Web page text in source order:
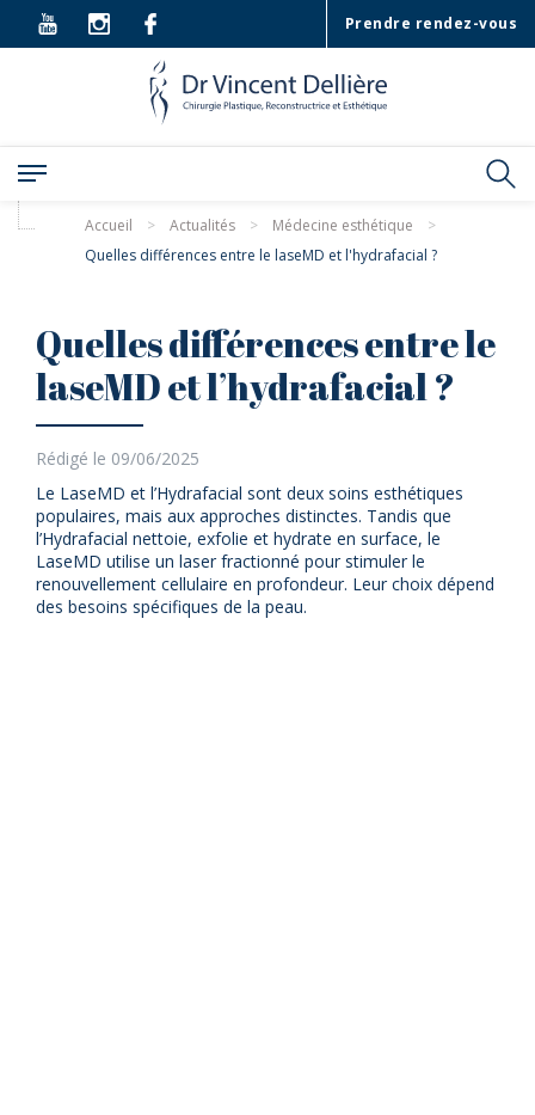
Prendre rendez-vous
Accueil > Actualités > Médecine esthétique
>
Quelles différences entre le laseMD et l'hydrafacial ?
Quelles différences entre le
laseMD et l’hydrafacial ?
Rédigé le 09/06/2025
Le LaseMD et l’Hydrafacial sont deux soins esthétiques
populaires, mais aux approches distinctes. Tandis que
l’Hydrafacial nettoie, exfolie et hydrate en surface, le
LaseMD utilise un laser fractionné pour stimuler le
renouvellement cellulaire en profondeur. Leur choix dépend
des besoins spécifiques de la peau.